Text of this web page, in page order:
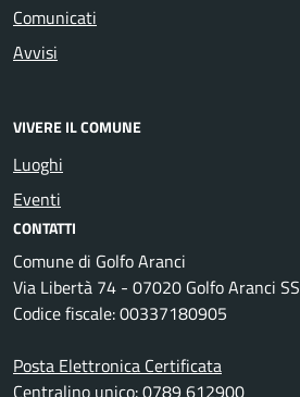
Comunicati
Avvisi
VIVERE IL COMUNE
Luoghi
Eventi
CONTATTI
Comune di Golfo Aranci
Via Libertà 74 - 07020 Golfo Aranci SS
Codice fiscale: 00337180905
Posta Elettronica Certificata
Centralino unico: 0789 612900